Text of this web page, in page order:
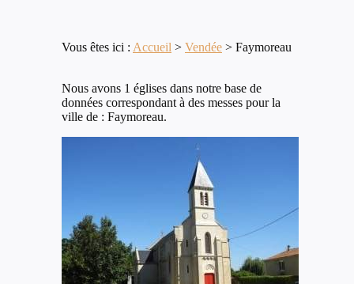
Vous êtes ici : Accueil > Vendée > Faymoreau
Nous avons 1 églises dans notre base de
données correspondant à des messes pour la
ville de : Faymoreau.